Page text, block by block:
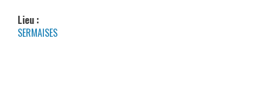
Lieu :
SERMAISES